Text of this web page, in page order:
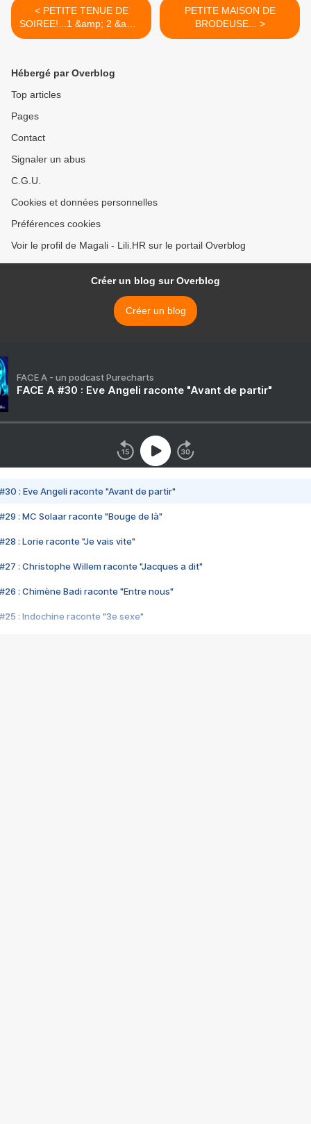
< PETITE TENUE DE
SOIREE!...1 &amp; 2 &amp;
3...
PETITE MAISON DE
BRODEUSE... >
Hébergé par Overblog
Top articles
Pages
Contact
Signaler un abus
C.G.U.
Cookies et données personnelles
Préférences cookies
Voir le profil de Magali - Lili.HR sur le portail Overblog
Créer un blog sur Overblog
Créer un blog
FACE A - un podcast Purecharts
FACE A #30 : Eve Angeli raconte "Avant de partir"
#30 : Eve Angeli raconte "Avant de partir"
#29 : MC Solaar raconte "Bouge de là"
#28 : Lorie raconte "Je vais vite"
#27 : Christophe Willem raconte "Jacques a dit"
#26 : Chimène Badi raconte "Entre nous"
#25 : Indochine raconte "3e sexe"